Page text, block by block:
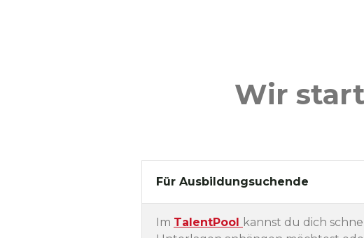
Wir
Für Ausbildungsuchende
Im TalentPool kannst du dich